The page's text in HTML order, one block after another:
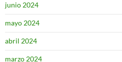
junio 2024
mayo 2024
abril 2024
marzo 2024